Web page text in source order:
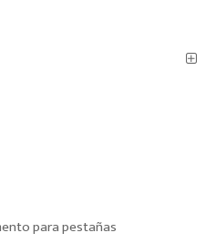
para pestañas